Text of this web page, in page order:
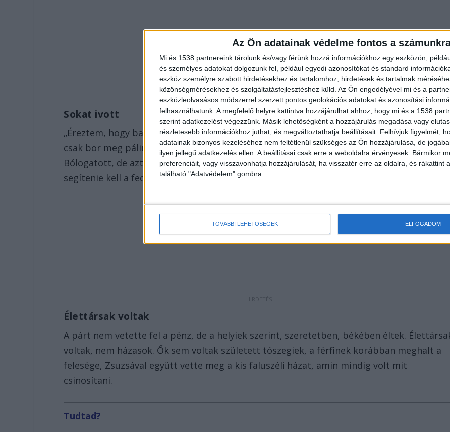
Az Ön adatainak védelme fontos a
Mi és 1538 partnereink tárolunk és/vagy férünk hozzá információkhoz egy eszközön,
és személyes adatokat dolgozunk fel, például egyedi azonosítókat és standard
eszköz személyre szabott hirdetésekhez és tartalomhoz, hirdetések és tartalmak
közönségmérésekhez és szolgáltatásfejlesztéshez küld. Az Ön engedélyével mi és a
eszközleolvasásos módszerrel szerzett pontos geolokációs adatokat és azonosítási
felhasználhatunk. A megfelelő helyre kattintva hozzájárulhat ahhoz, hogy mi és a 1538
szerint adatkezelést végezzünk. Másik lehetőségként a hozzájárulás megadása vagy
részletesebb információkhoz juthat, és megváltoztathatja beállításait. Felhívjuk figyelmét,
adatainak bizonyos kezeléséhez nem feltétlenül szükséges az Ön hozzájárulása, de
ilyen jellegű adatkezelés ellen. A beállításai csak erre a weboldalra érvényesek. Bármikor
preferenciáit, vagy visszavonhatja hozzájárulását, ha visszatér erre az oldalra, és rákattint
található "Adatvédelem" gombra.
TOVÁBBI LEHETŐSÉGEK ELFOGADOM
Sokat ivott
„Éreztem, hogy baj lesz, láttam azt az embert többször a boltban bevásárolni, de bizony
csak bor meg pálinka volt a kosarában. Mondtam is Zsuzsinak, sokat iszik az az ember.
Bólogatott, de azt mondta, Misivel régebben együtt dolgoztak, a párja meg úgy érezte,
segítenie kell a fedél nélkül maradt kollégáján” – mondta a szomszéd a Blikknek.
Élettársak voltak
A párt nem vetette fel a pénz, de a helyiek szerint, szeretetben, békében éltek.
voltak, nem házasok. Ők sem voltak született tószegiek, a férfinek korábban meghalt a
felesége, Zsuzsával együtt vette meg a kis faluszéli házat, amin mindig volt mit
csinosítani.
Tudtad?